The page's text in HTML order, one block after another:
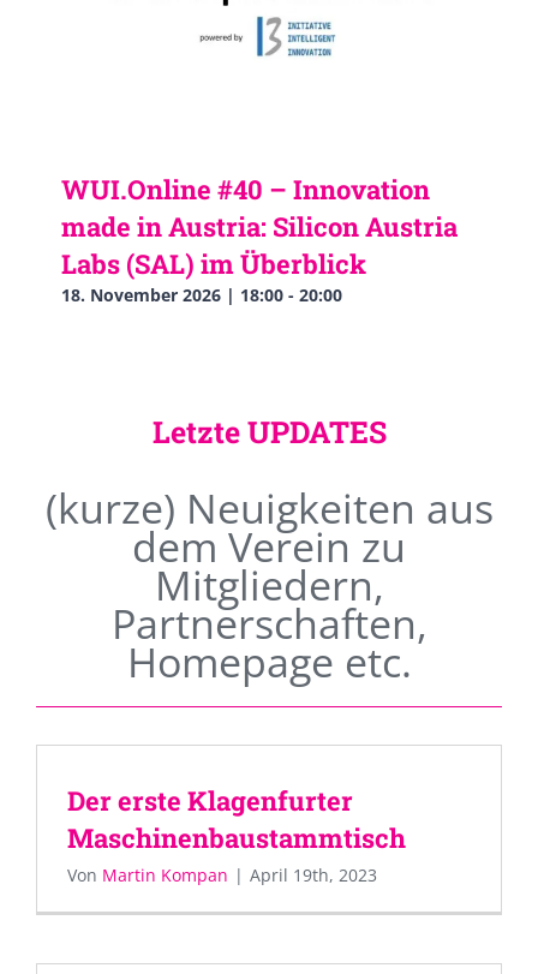
WUI.Online #40 – Innovation
made in Austria: Silicon Austria
Labs (SAL) im Überblick
18. November 2026 | 18:00 - 20:00
Letzte UPDATES
(kurze) Neuigkeiten aus
dem Verein zu
Mitgliedern,
Partnerschaften,
Homepage etc.
Der erste Klagenfurter
Maschinenbaustammtisch
Von Martin Kompan | April 19th, 2023